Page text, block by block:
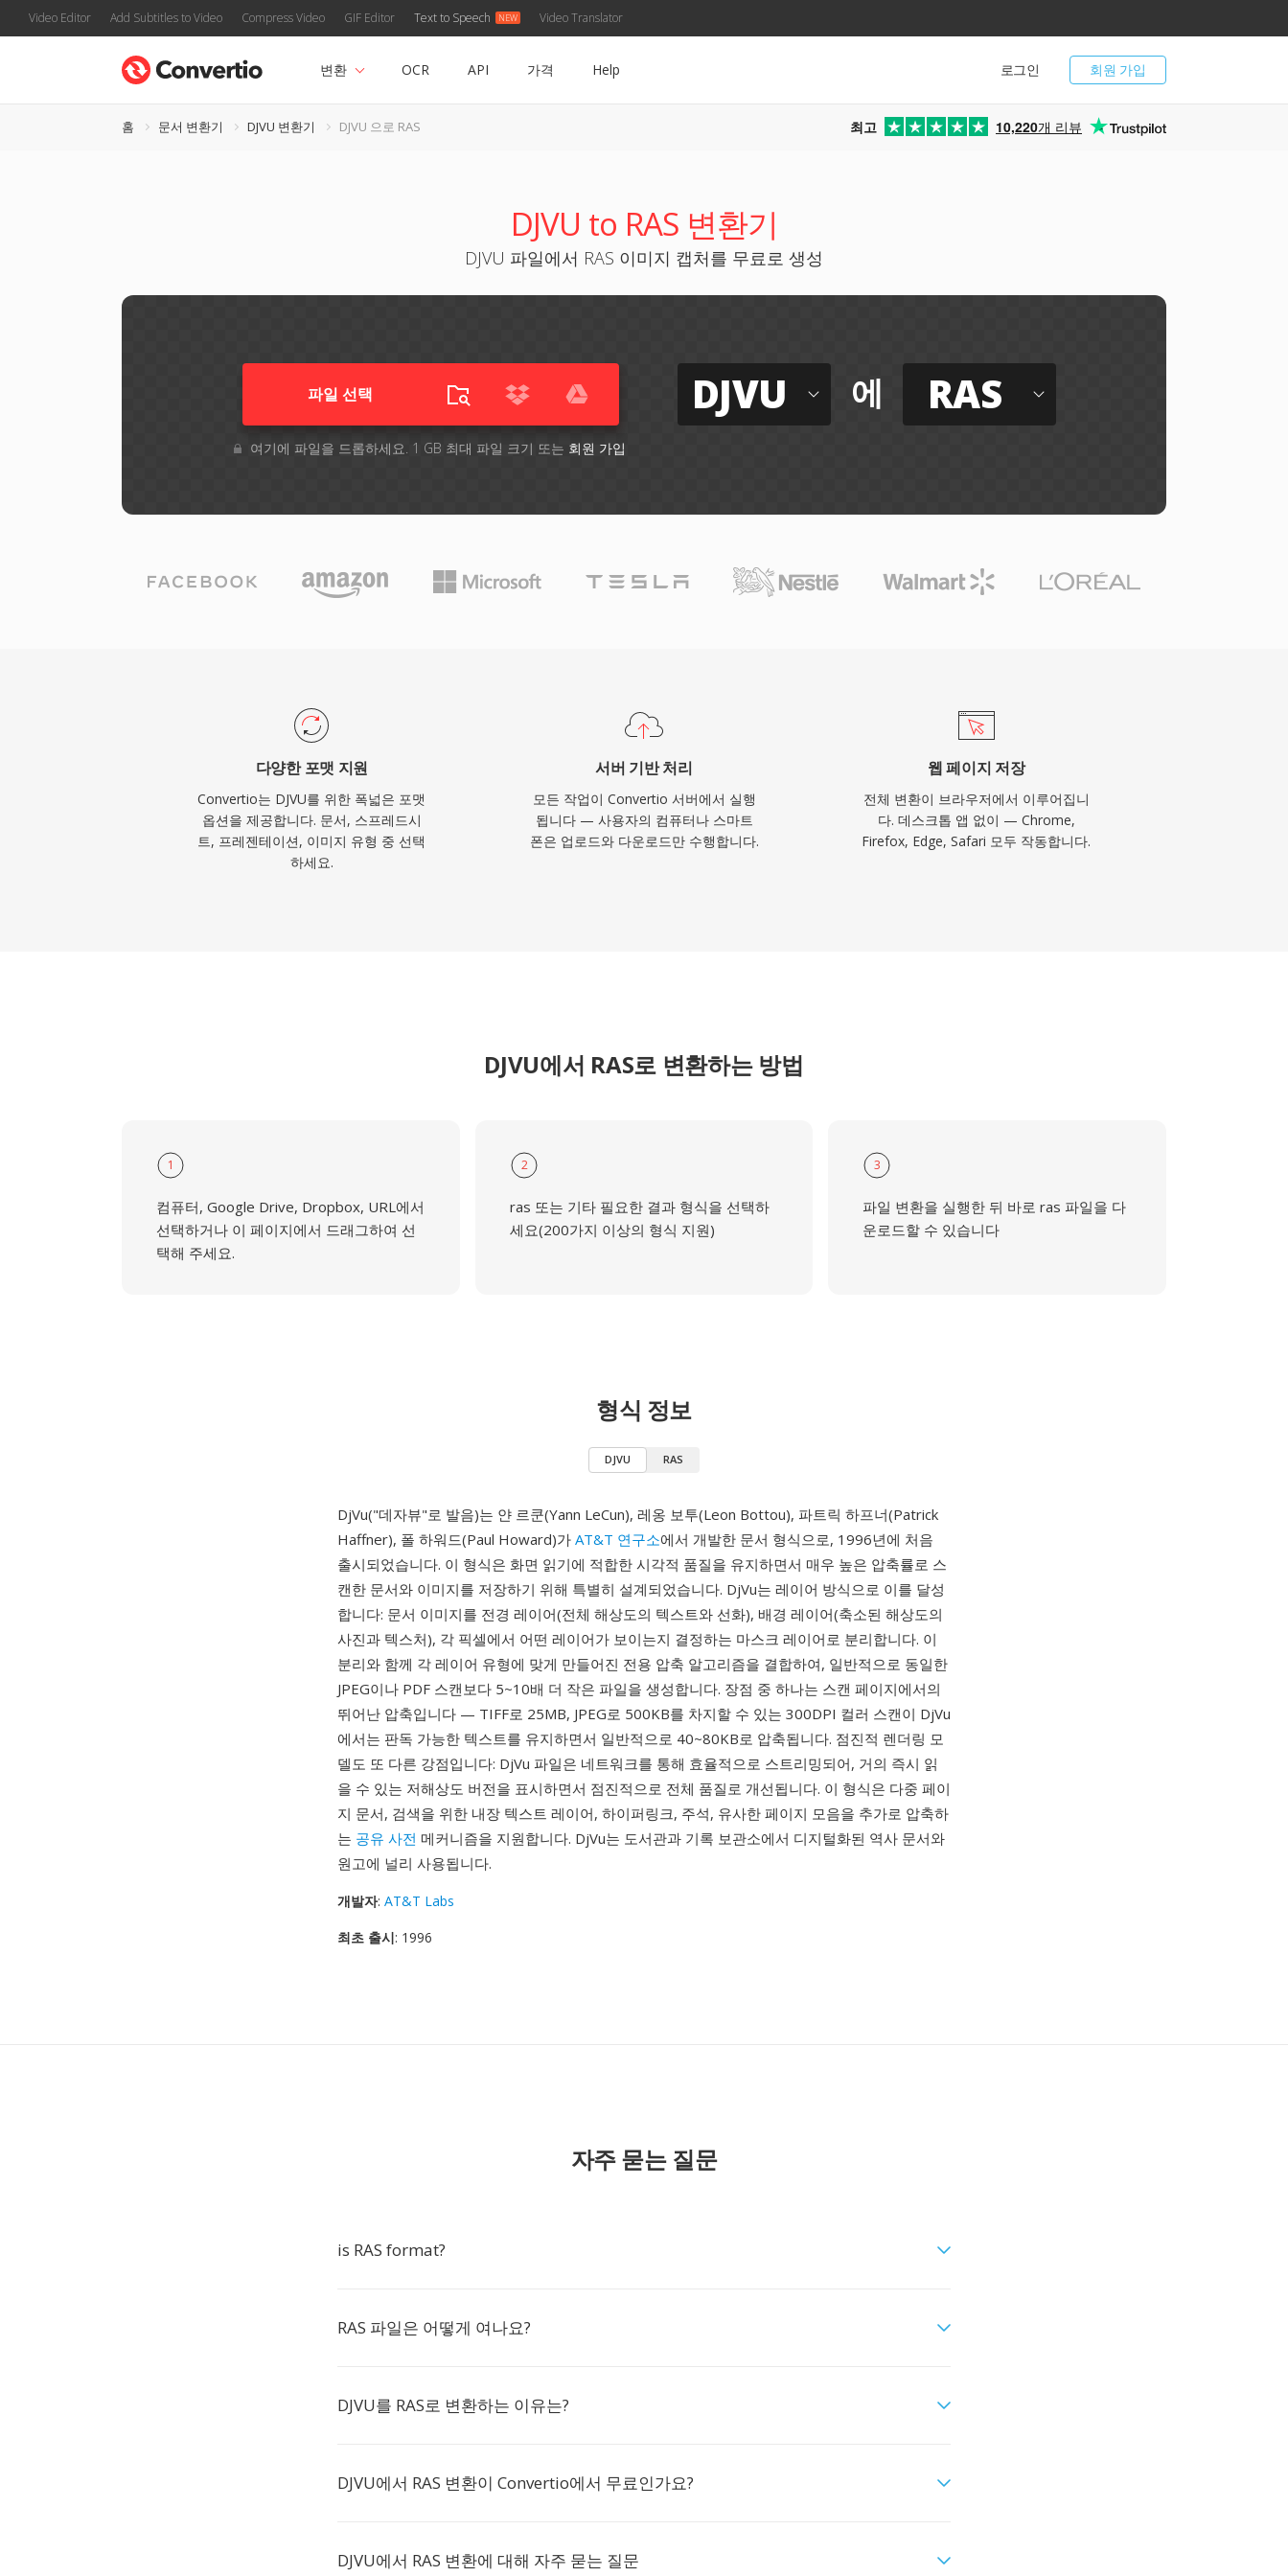
Video Editor Add Subtitles to Video Compress Video GIF Editor Text to Speech Video Translator
회원 가입
로그인
변환 OCR API 가격 Help
홈 문서 변환기 DJVU 변환기 DJVU 으로 RAS 최고 10,220개 리뷰
DJVU to RAS 변환기
DJVU 파일에서 RAS 이미지 캡처를 무료로 생성
파일 선택
여기에 파일을 드롭하세요. 1 GB 최대 파일 크기 또는 회원 가입
DJVU 에 RAS
다양한 포맷 지원
Convertio는 DJVU를 위한 폭넓은 포맷
옵션을 제공합니다. 문서, 스프레드시
트, 프레젠테이션, 이미지 유형 중 선택
하세요.
서버 기반 처리
모든 작업이 Convertio 서버에서 실행
됩니다 — 사용자의 컴퓨터나 스마트
폰은 업로드와 다운로드만 수행합니다.
웹 페이지 저장
전체 변환이 브라우저에서 이루어집니
다. 데스크톱 앱 없이 — Chrome,
Firefox, Edge, Safari 모두 작동합니다.
DJVU에서 RAS로 변환하는 방법
1
컴퓨터, Google Drive, Dropbox, URL에서
선택하거나 이 페이지에서 드래그하여 선
택해 주세요.
2
ras 또는 기타 필요한 결과 형식을 선택하
세요(200가지 이상의 형식 지원)
3
파일 변환을 실행한 뒤 바로 ras 파일을 다
운로드할 수 있습니다
형식 정보
DJVU RAS
DjVu("데자뷰"로 발음)는 얀 르쿤(Yann LeCun), 레옹 보투(Leon Bottou), 파트릭 하프너(Patrick
Haffner), 폴 하워드(Paul Howard)가 AT&T 연구소에서 개발한 문서 형식으로, 1996년에 처음
출시되었습니다. 이 형식은 화면 읽기에 적합한 시각적 품질을 유지하면서 매우 높은 압축률로 스
캔한 문서와 이미지를 저장하기 위해 특별히 설계되었습니다. DjVu는 레이어 방식으로 이를 달성
합니다: 문서 이미지를 전경 레이어(전체 해상도의 텍스트와 선화), 배경 레이어(축소된 해상도의
사진과 텍스처), 각 픽셀에서 어떤 레이어가 보이는지 결정하는 마스크 레이어로 분리합니다. 이
분리와 함께 각 레이어 유형에 맞게 만들어진 전용 압축 알고리즘을 결합하여, 일반적으로 동일한
JPEG이나 PDF 스캔보다 5~10배 더 작은 파일을 생성합니다. 장점 중 하나는 스캔 페이지에서의
뛰어난 압축입니다 — TIFF로 25MB, JPEG로 500KB를 차지할 수 있는 300DPI 컬러 스캔이 DjVu
에서는 판독 가능한 텍스트를 유지하면서 일반적으로 40~80KB로 압축됩니다. 점진적 렌더링 모
델도 또 다른 강점입니다: DjVu 파일은 네트워크를 통해 효율적으로 스트리밍되어, 거의 즉시 읽
을 수 있는 저해상도 버전을 표시하면서 점진적으로 전체 품질로 개선됩니다. 이 형식은 다중 페이
지 문서, 검색을 위한 내장 텍스트 레이어, 하이퍼링크, 주석, 유사한 페이지 모음을 추가로 압축하
는 공유 사전 메커니즘을 지원합니다. DjVu는 도서관과 기록 보관소에서 디지털화된 역사 문서와
원고에 널리 사용됩니다.
개발자: AT&T Labs
최초 출시: 1996
자주 묻는 질문
is RAS format?
RAS 파일은 어떻게 여나요?
DJVU를 RAS로 변환하는 이유는?
DJVU에서 RAS 변환이 Convertio에서 무료인가요?
DJVU에서 RAS 변환에 대해 자주 묻는 질문